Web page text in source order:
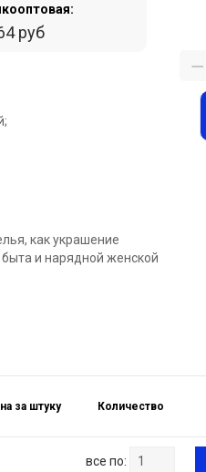
руб
как украшение
и нарядной женской
за штуку Количество
все по: